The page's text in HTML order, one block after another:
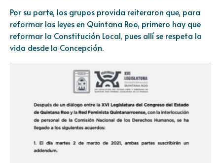
Por su parte, los grupos provida reiteraron que, para
reformar las leyes en Quintana Roo, primero hay que
reformar la Constitución Local, pues allí se respeta la
vida desde la Concepción.